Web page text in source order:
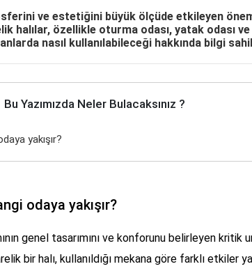
ve estetiğini büyük ölçüde etkileyen
halılar, özellikle oturma odası, yatak odası ve
nasıl kullanılabileceği hakkında bilgi
Bu Yazımızda Neler Bulacaksınız ?
yakışır?
odaya yakışır?
genel tasarımını ve konforunu belirleyen kritik
bir halı, kullanıldığı mekana göre farklı etkiler